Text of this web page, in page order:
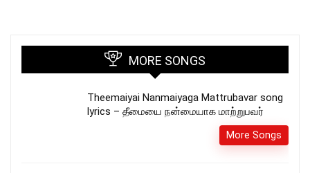
MORE SONGS
Theemaiyai Nanmaiyaga Mattrubavar song
lyrics – தீமையை நன்மையாக மாற்றுபவர்
More Songs